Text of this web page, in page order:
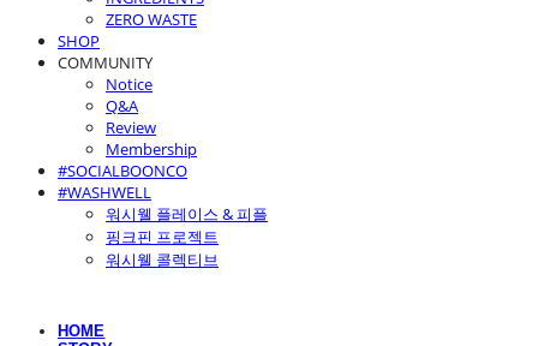
ZERO WASTE
SHOP
COMMUNITY
Notice
Q&A
Review
Membership
#SOCIALBOONCO
#WASHWELL
워시웰 플레이스 & 피플
핑크핀 프로젝트
워시웰 콜렉티브
HOME